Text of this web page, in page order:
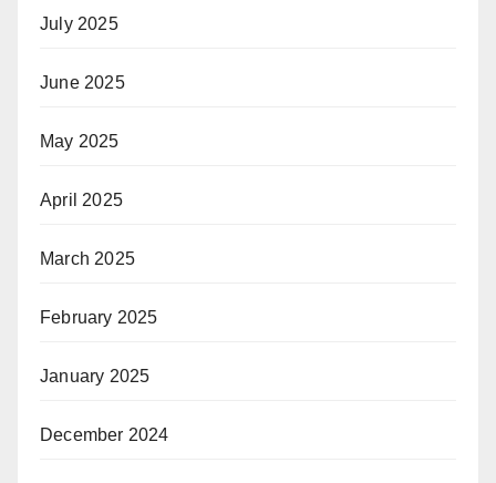
July 2025
June 2025
May 2025
April 2025
March 2025
February 2025
January 2025
December 2024